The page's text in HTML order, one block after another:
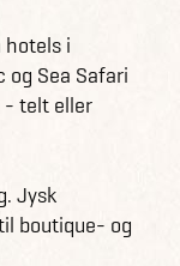
i
Sea Safari
- telt eller
Jysk
boutique- og